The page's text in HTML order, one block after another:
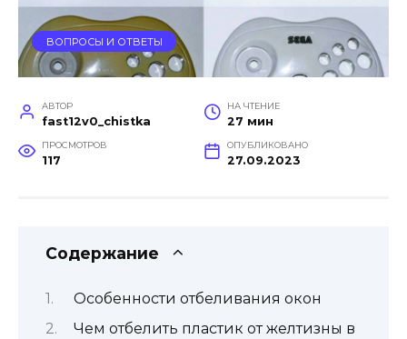
ВОПРОСЫ И ОТВЕТЫ
АВТОР
fast12v0_chistka
НА ЧТЕНИЕ
27 мин
ПРОСМОТРОВ
117
ОПУБЛИКОВАНО
27.09.2023
Содержание
Особенности отбеливания окон
Чем отбелить пластик от желтизны в